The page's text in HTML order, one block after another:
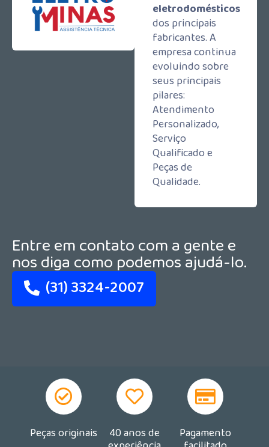
eletrodomésticos
dos principais
fabricantes. A
empresa continua
evoluindo sobre
seus principais
pilares:
Atendimento
Personalizado,
Serviço
Qualificado e
Peças de
Qualidade.
Entre em contato com a gente e
nos diga como podemos ajudá-lo.
(31) 3324-2007
Peças originais 40 anos de Pagamento